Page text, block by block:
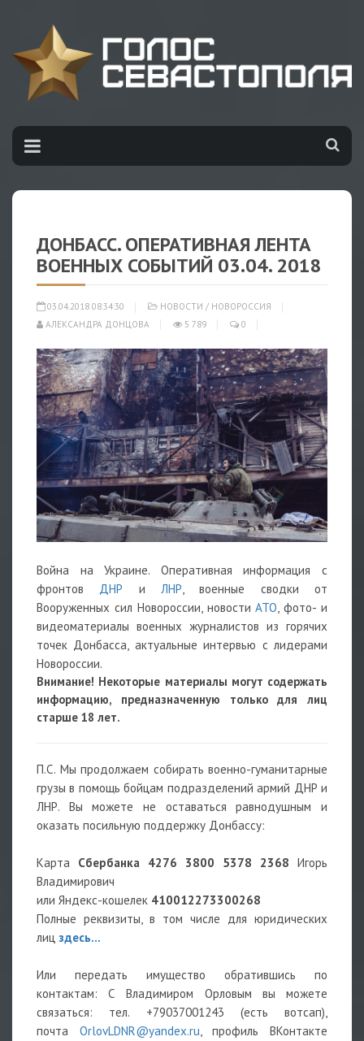
ДОНБАСС. ОПЕРАТИВНАЯ ЛЕНТА
ВОЕННЫХ СОБЫТИЙ 03.04. 2018
03.04.2018 08:34:30 НОВОСТИ / НОВОРОССИЯ
АЛЕКСАНДРА ДОНЦОВА
5 789 0
Война на Украине. Оперативная информация с
фронтов ДНР иЛНР, военные сводки от
Вооруженных сил Новороссии, новостиАТО, фото- и
видеоматериалы военных журналистов из горячих
точек Донбасса, актуальные интервью с лидерами
Новороссии.
Внимание! Некоторые материалы могут содержать
информацию, предназначенную только для лиц
старше 18 лет.
П.С. Мы продолжаем собирать военно-гуманитарные
грузы в помощь бойцам подразделений армий ДНР и
ЛНР. Вы можете не оставаться равнодушным и
оказать посильную поддержку Донбассу:
Карта Сбербанка 4276 3800 5378 2368 Игорь
Владимирович
или Яндекс-кошелек 410012273300268
Полные реквизиты, в том числе для юридических
лиц здесь...
Или передать имущество обратившись по
контактам: С Владимиром Орловым вы можете
связаться: тел. +79037001243 (есть вотсап),
почта OrlovLDNR@yandex.ru, профиль ВКонтакте